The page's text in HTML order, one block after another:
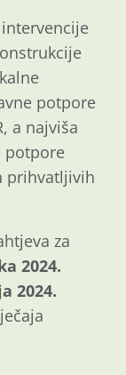
potpore
a najviša
potpore
prihvatljivih
za
2024.
2024.